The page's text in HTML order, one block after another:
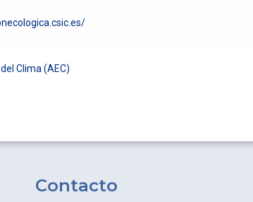
Clima (AEC)
Contacto